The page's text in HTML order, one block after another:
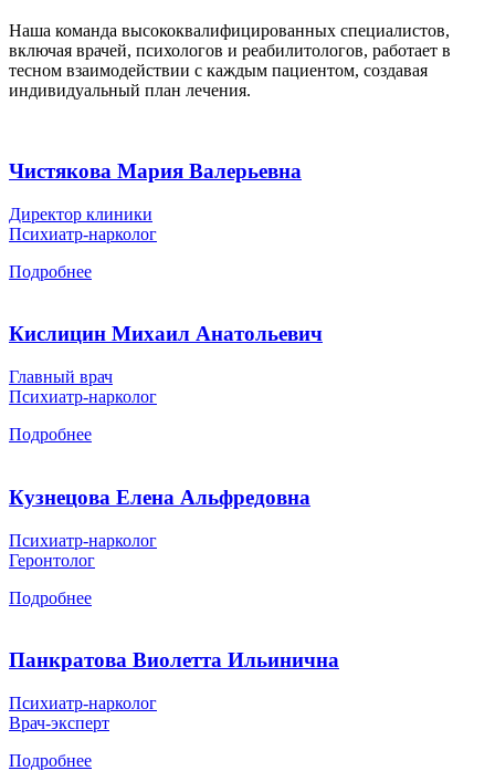
Наша команда высококвалифицированных специалистов,
включая врачей, психологов и реабилитологов, работает в
тесном взаимодействии с каждым пациентом, создавая
индивидуальный план лечения.
Чистякова Мария Валерьевна
Директор клиники
Психиатр-нарколог
Подробнее
Кислицин Михаил Анатольевич
Главный врач
Психиатр-нарколог
Подробнее
Кузнецова Елена Альфредовна
Психиатр-нарколог
Геронтолог
Подробнее
Панкратова Виолетта Ильинична
Психиатр-нарколог
Врач-эксперт
Подробнее